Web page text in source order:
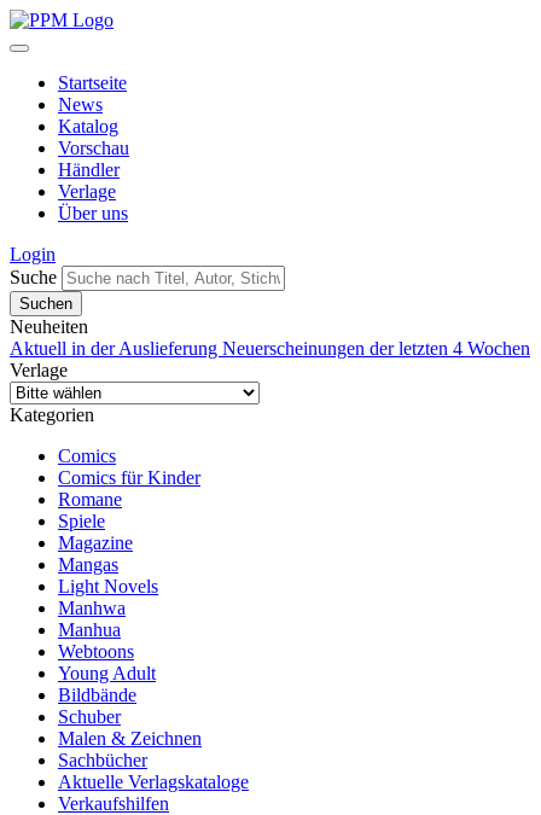
Startseite
News
Katalog
Vorschau
Händler
Verlage
Über uns
Login
Suche
Neuheiten
Aktuell in der Auslieferung Neuerscheinungen der letzten 4 Wochen
Verlage
Kategorien
Comics
Comics für Kinder
Romane
Spiele
Magazine
Mangas
Light Novels
Manhwa
Manhua
Webtoons
Young Adult
Bildbände
Schuber
Malen & Zeichnen
Sachbücher
Aktuelle Verlagskataloge
Verkaufshilfen